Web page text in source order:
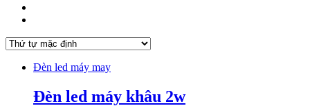
Đèn led máy may
Đèn led máy khâu 2w